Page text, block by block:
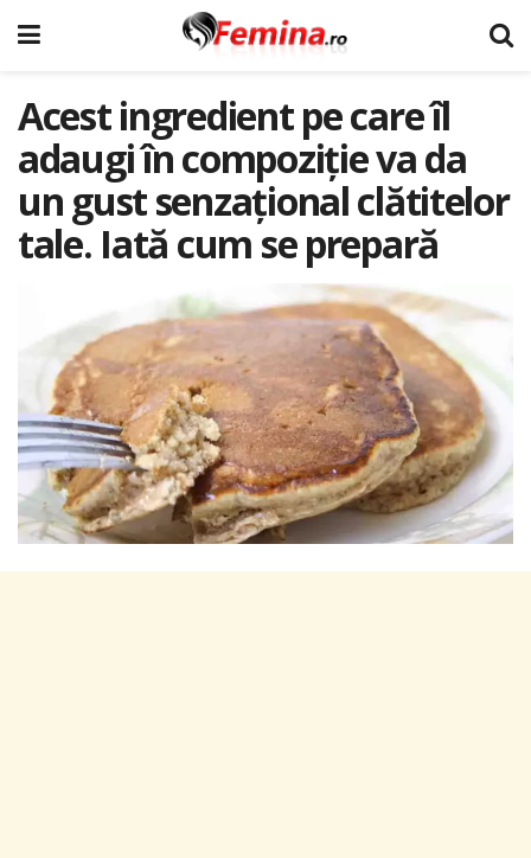
Acest ingredient pe care îl
adaugi în compoziție va da
un gust senzațional clătitelor
tale. Iată cum se prepară